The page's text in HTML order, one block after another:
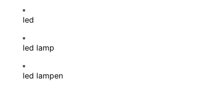
led
led lamp
led lampen